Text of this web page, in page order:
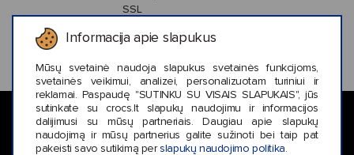
Informacija apie slapukus
Mūsų svetainė naudoja slapukus svetainės funkcijoms,
svetainės veikimui, analizei, personalizuotam turiniui ir
reklamai. Paspaudę "SUTINKU SU VISAIS SLAPUKAIS", jūs
sutinkate su crocs.lt slapukų naudojimu ir informacijos
dalijimusi su mūsų partneriais. Daugiau apie slapukų
naudojimą ir mūsų partnerius galite sužinoti bei taip pat
pakeisti savo sutikimą per slapukų naudojimo politika
SSL
ryšį
NAUJIENLAIŠKIO
PRENUMERATA